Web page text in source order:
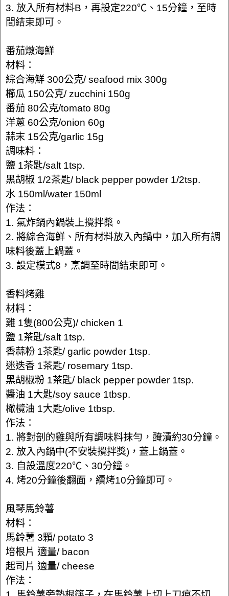
3. 放入所有材料B，再設定220℃、15分鐘，至時
間結束即可。
番茄燉海鮮
材料：
綜合海鮮 300公克/ seafood mix 300g
櫛瓜 150公克/ zucchini 150g
番茄 80公克/tomato 80g
洋蔥 60公克/onion 60g
蒜末 15公克/garlic 15g
調味料：
鹽 1茶匙/salt 1tsp.
黑胡椒 1/2茶匙/ black pepper powder 1/2tsp.
水 150ml/water 150ml
作法：
1. 氣炸鍋內鍋裝上攪拌槳。
2. 將綜合海鮮、所有材料放入內鍋中，加入所有調
味料後蓋上鍋蓋。
3. 設定模式8，烹調至時間結束即可。
香料烤雞
材料：
雞 1隻(800公克)/ chicken 1
鹽 1茶匙/salt 1tsp.
香蒜粉 1茶匙/ garlic powder 1tsp.
迷迭香 1茶匙/ rosemary 1tsp.
黑胡椒粉 1茶匙/ black pepper powder 1tsp.
醬油 1大匙/soy sauce 1tbsp.
橄欖油 1大匙/olive 1tbsp.
作法：
1. 將對剖的雞與所有調味料抹勻，醃漬約30分鐘。
2. 放入內鍋中(不安裝攪拌獎)，蓋上鍋蓋。
3. 自設溫度220℃、30分鐘。
4. 烤20分鐘後翻面，續烤10分鐘即可。
風琴馬鈴薯
材料：
馬鈴薯 3顆/ potato 3
培根片 適量/ bacon
起司片 適量/ cheese
作法：